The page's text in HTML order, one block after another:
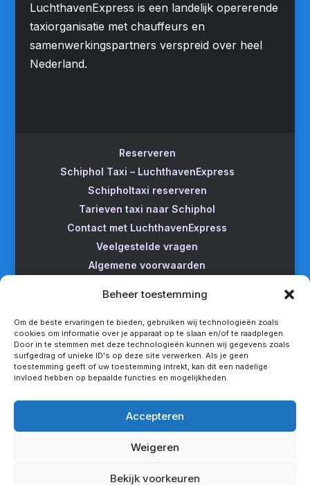
Beheer toestemming
Om de beste ervaringen te bieden, gebruiken wij technologieën zoals
cookies om informatie over je apparaat op te slaan en/of te raadplegen.
Door in te stemmen met deze technologieën kunnen wij gegevens zoals
surfgedrag of unieke ID's op deze site verwerken. Als je geen
toestemming geeft of uw toestemming intrekt, kan dit een nadelige
invloed hebben op bepaalde functies en mogelijkheden.
Accepteren
Weigeren
Bekijk voorkeuren
LuchthavenExpress is een landelijk opererende
taxiorganisatie met chauffeurs en
samenwerkingspartners verspreid over heel
Nederland.
Reserveren
Schiphol Taxi – LuchthavenExpress
Schipholtaxi reserveren
Tarieven taxi naar Schiphol
Contact met LuchthavenExpress
Veelgestelde vragen
Algemene voorwaarden
Taxi van Almere naar Schiphol
Taxi Amsterdam naar Schiphol
Betrouwbare taxi van Apeldoorn naar Schiphol
Taxi service Enschede Schiphol
Snel een taxi van Lelystad naar Schiphol
Van Nijmegen naar Schiphol met de taxi
Rotterdam Schiphol met LuchthavenExpress